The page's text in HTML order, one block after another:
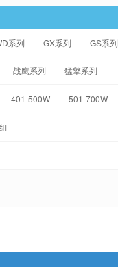
系列 GX系列 GS系列
战鹰系列 猛擎系列
401-500W 501-700W